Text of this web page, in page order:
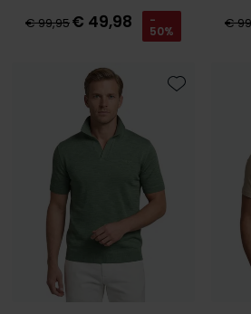
€ 99,95€ 49,98 -
50% €
Toevoegen